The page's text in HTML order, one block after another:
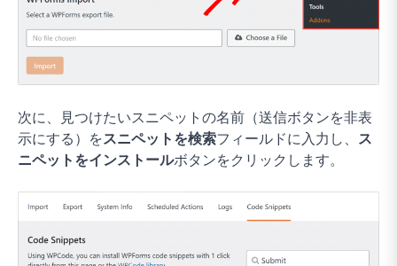
次に、見つけたいスニペットの名前（送信ボタンを非表
示にする）をスニペットを検索フィールドに入力し、 ス
ニペットをインストールボタンをクリックします。